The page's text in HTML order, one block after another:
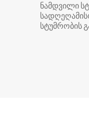
ნამდვილი
სტუმრობის